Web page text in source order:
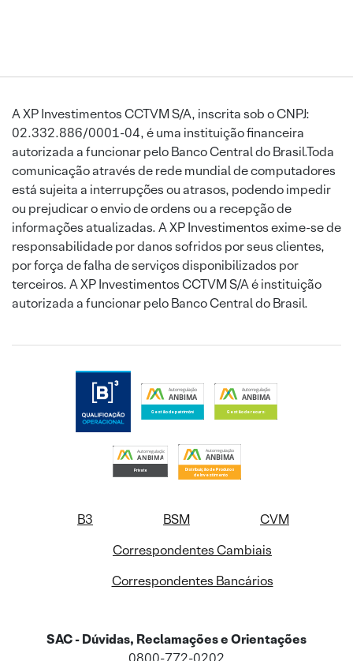
A XP Investimentos CCTVM S/A, inscrita sob o CNPJ:
02.332.886/0001-04, é uma instituição financeira
autorizada a funcionar pelo Banco Central do Brasil.Toda
comunicação através de rede mundial de computadores
está sujeita a interrupções ou atrasos, podendo impedir
ou prejudicar o envio de ordens ou a recepção de
informações atualizadas. A XP Investimentos exime-se de
responsabilidade por danos sofridos por seus clientes,
por força de falha de serviços disponibilizados por
terceiros. A XP Investimentos CCTVM S/A é instituição
autorizada a funcionar pelo Banco Central do Brasil.
B3 BSM
CVM
Correspondentes Cambiais
Correspondentes Bancários
SAC - Dúvidas, Reclamações e Orientações